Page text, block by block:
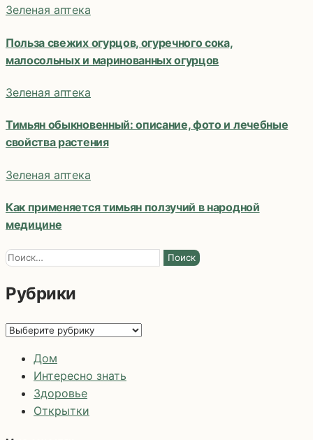
Зеленая аптека
Польза свежих огурцов, огуречного сока,
малосольных и маринованных огурцов
Зеленая аптека
Тимьян обыкновенный: описание, фото и лечебные
свойства растения
Зеленая аптека
Как применяется тимьян ползучий в народной
медицине
Найти:
Рубрики
Рубрики
Дом
Интересно знать
Здоровье
Открытки